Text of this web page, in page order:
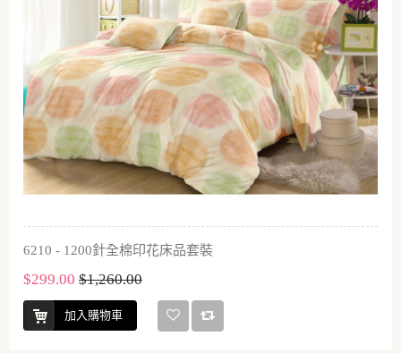
6210 - 1200針全棉印花床品套裝
$299.00 $1,260.00
加入購物車